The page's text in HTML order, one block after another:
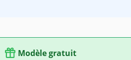
Modèle gratuit